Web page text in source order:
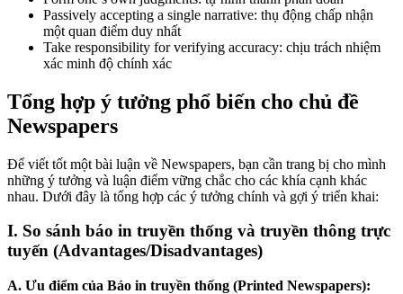
Passively accepting a single narrative: thụ động chấp nhận
một quan điểm duy nhất
Take responsibility for verifying accuracy: chịu trách nhiệm
xác minh độ chính xác
Tổng hợp ý tưởng phổ biến cho chủ đề
Newspapers
Để viết tốt một bài luận về Newspapers, bạn cần trang bị cho mình
những ý tưởng và luận điểm vững chắc cho các khía cạnh khác
nhau. Dưới đây là tổng hợp các ý tưởng chính và gợi ý triển khai:
I. So sánh báo in truyền thống và truyền thông trực
tuyến (Advantages/Disadvantages)
A. Ưu điểm của Báo in truyền thống (Printed Newspapers):